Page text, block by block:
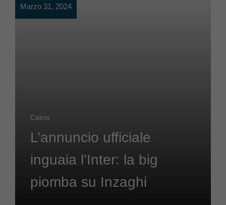
Marzo 31, 2024
Calcio
L’annuncio ufficiale
inguaia l’Inter: la big
piomba su Inzaghi